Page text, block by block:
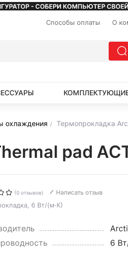
Способы оплаты О
охлаждения Термопрокладка
pad
(0 отзывов) Написать отзыв
6 Вт/(м⋅К)
6